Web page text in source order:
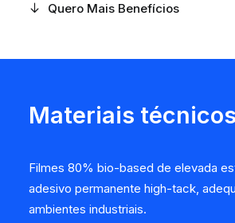
Quero Mais Benefícios
Materiais técnicos
Filmes 80% bio-based de elevada
adesivo permanente high-tack,
ambientes industriais.